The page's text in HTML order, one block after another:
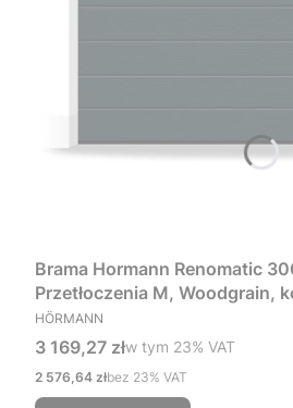
Brama Hormann Renomatic
Przetłoczenia M, Woodgrain,
RAL 7016 + Prowadzenie Z
PRODUCENT
HÖRMANN
Cena brutto
3 169,27 złw tym %s VAT
w tym 23% VAT
Cena netto
2 576,64 złbez 23% VAT